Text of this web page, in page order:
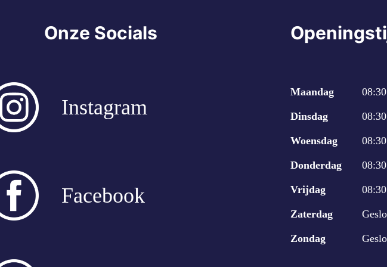
Onze Socials
Instagram
Facebook
Maandag
Dinsdag
Woensdag
Donderdag
Vrijdag
Zaterdag
Zondag